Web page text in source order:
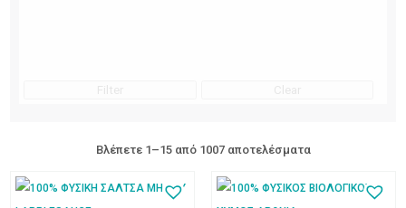
Βλέπετε 1–15 από 1007 αποτελέσματα